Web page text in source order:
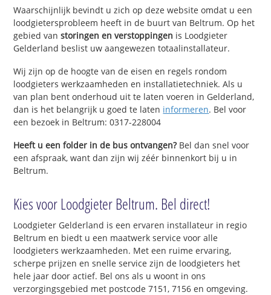
Waarschijnlijk bevindt u zich op deze website omdat u een
loodgietersprobleem heeft in de buurt van Beltrum. Op het
gebied vanstoringen en verstoppingen is Loodgieter
Gelderland beslist uw aangewezen totaalinstallateur.
Wij zijn op de hoogte van de eisen en regels rondom
loodgieters werkzaamheden en installatietechniek. Als u
van plan bent onderhoud uit te laten voeren in Gelderland,
dan is het belangrijk u goed te laten informeren. Bel voor
een bezoek in Beltrum: 0317-228004
Heeft u een folder in de bus ontvangen?Bel dan snel voor
een afspraak, want dan zijn wij zéér binnenkort bij u in
Beltrum.
Kies voor Loodgieter Beltrum. Bel direct!
Loodgieter Gelderland is een ervaren installateur in regio
Beltrum en biedt u een maatwerk service voor alle
loodgieters werkzaamheden. Met een ruime ervaring,
scherpe prijzen en snelle service zijn de loodgieters het
hele jaar door actief. Bel ons als u woont in ons
verzorgingsgebied met postcode 7151, 7156 en omgeving.